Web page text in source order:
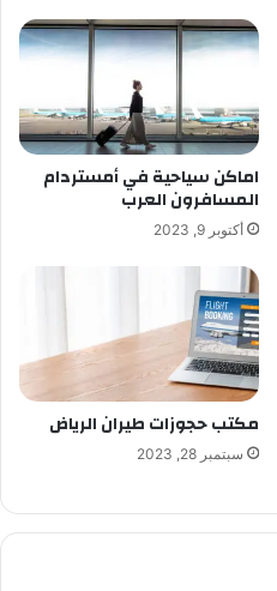
اماكن سياحية في أمستردام
المسافرون العرب
أكتوبر 9, 2023
مكتب حجوزات طيران الرياض
سبتمبر 28, 2023